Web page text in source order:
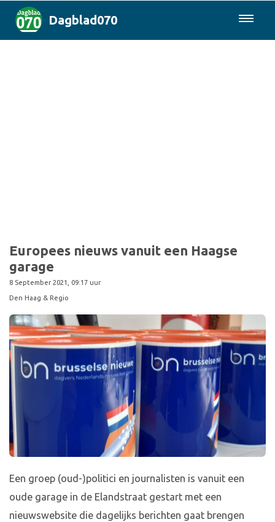
Dagblad070
Europees nieuws vanuit een Haagse
garage
8 September 2021, 09:17 uur
Den Haag & Regio
Een groep (oud-)politici en journalisten is vanuit een
oude garage in de Elandstraat gestart met een
nieuwswebsite die dagelijks berichten gaat brengen